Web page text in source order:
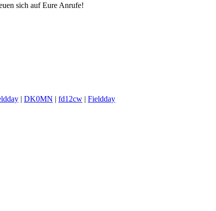
sich auf Eure Anrufe!
| DK0MN | fd12cw | Fieldday